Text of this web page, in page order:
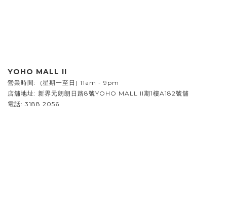
YOHO MALL II
營業時間: (星期一至日) 11am - 9pm
店舖地址: 新界元朗朗日路8號YOHO MALL II期1樓A182號舖
電話: 3188 2056